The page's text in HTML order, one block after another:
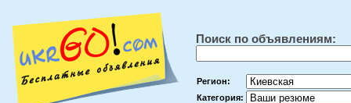
Поиск по объявлениям:
Регион:
Категория: